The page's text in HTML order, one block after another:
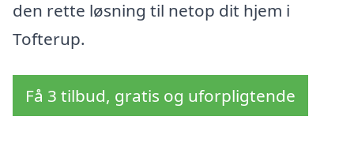
den rette løsning til netop dit hjem i
Tofterup.
Få 3 tilbud, gratis og uforpligtende